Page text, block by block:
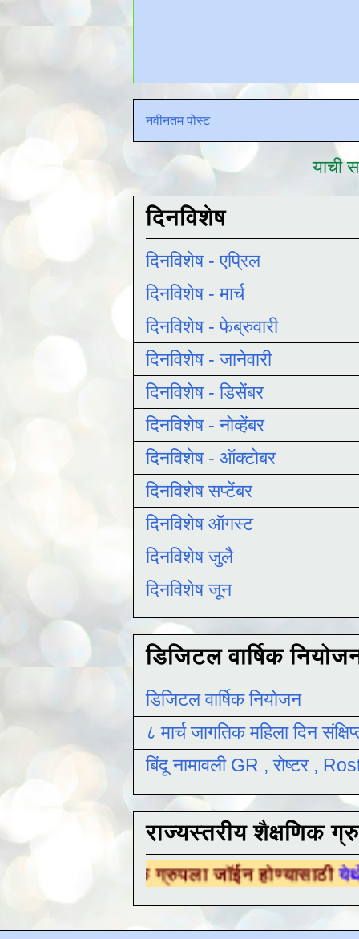
नवीनतम पोस्ट
याची
दिनविशेष
दिनविशेष - एप्रिल
दिनविशेष - मार्च
दिनविशेष - फेब्रुवारी
दिनविशेष - जानेवारी
दिनविशेष - डिसेंबर
दिनविशेष - नोव्हेंबर
दिनविशेष - ऑक्टोबर
दिनविशेष सप्टेंबर
दिनविशेष ऑगस्ट
दिनविशेष जुलै
दिनविशेष जून
डिजिटल वार्षिक
डिजिटल वार्षिक नियोजन
८ मार्च जागतिक महिला दिन
बिंदू नामावली GR , रोष्टर ,
राज्यस्तरीय शैक्षणिक
ग्रुपला जॉईन होण्यासाठीयेथे क्लिक करा .